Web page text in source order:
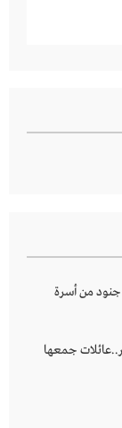
جنود من أسرة
جمعها